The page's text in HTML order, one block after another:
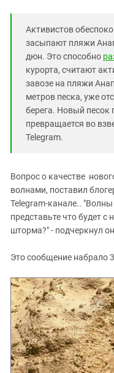
Активистов
засыпают пляжи
дюн. Это способно
курорта, считают
завозе на пляжи
метров песка, уже
берега. Новый песок
превращается во
Telegram.
Вопрос о качестве
волнами, поставил
Telegram-канале..
представьте что будет с
шторма?" - подчеркнул
Это сообщение набрало